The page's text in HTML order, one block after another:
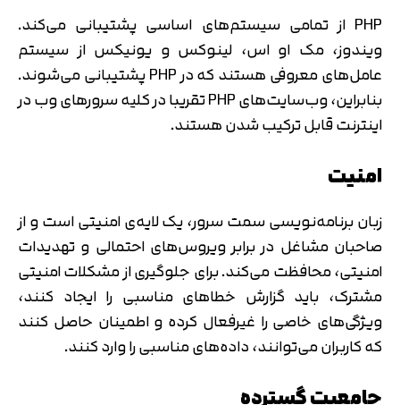
PHP از تمامی سیستم‌های اساسی پشتیبانی می‌کند.
ویندوز، مک او اس، لینوکس و یونیکس از سیستم
عامل‌های معروفی هستند که در PHP پشتیبانی می‌شوند.
بنابراین، وب‌سایت‌های PHP تقریبا در کلیه سرورهای وب در
اینترنت قابل ترکیب شدن هستند.
امنیت
زبان برنامه‌نویسی سمت سرور، یک لایه‌ی امنیتی است و از
صاحبان مشاغل در برابر ویروس‌های احتمالی و تهدیدات
امنیتی، محافظت می‌کند. برای جلوگیری از مشکلات امنیتی
مشترک، باید گزارش خطاهای مناسبی را ایجاد کنند،
ویژگی‌های خاصی را غیرفعال کرده و اطمینان حاصل کنند
که کاربران می‌توانند، داده‌های مناسبی را وارد کنند.